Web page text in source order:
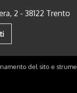
2 - 38122 Trento
del sito e